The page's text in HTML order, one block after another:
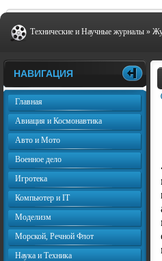
Технические и Научные журналы »
НАВИГАЦИЯ
Главная
Авиация и Космонавтика
Авто и Мото
Военное дело
Игротека
Компьютер и IT
Моделизм
Морской, Речной Флот
Наука и Техника